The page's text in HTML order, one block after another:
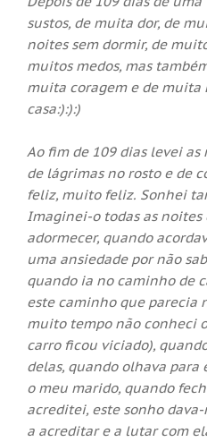
sustos, de muita dor, de
noites sem dormir, de
muitos medos, mas
muita coragem e de muita
casa:):):)
Ao fim de 109 dias levei
de lágrimas no rosto e de
feliz, muito feliz. Sonhei
Imaginei-o todas as
adormecer, quando
uma ansiedade por não
quando ia no caminho de
este caminho que parecia
muito tempo não conheci
carro ficou viciado),
delas, quando olhava para
o meu marido, quando
acreditei, este sonho
a acreditar e a lutar com